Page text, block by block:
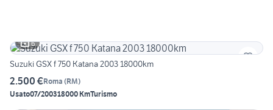
6
Suzuki GSX f 750 Katana 2003 18000km
2.500 €Roma (RM)
Usato07/200318000 KmTurismo